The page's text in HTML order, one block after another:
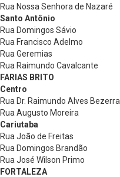
Rua Nossa Senhora de Nazaré
Santo Antônio
Rua Domingos Sávio
Rua Francisco Adelmo
Rua Geremias
Rua Raimundo Cavalcante
FARIAS BRITO
Centro
Rua Dr. Raimundo Alves Bezerra
Rua Augusto Moreira
Cariutaba
Rua João de Freitas
Rua Domingos Brandão
Rua José Wilson Primo
FORTALEZA